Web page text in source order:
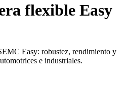
flexible Easy
Easy: robustez, rendimiento y
e industriales.